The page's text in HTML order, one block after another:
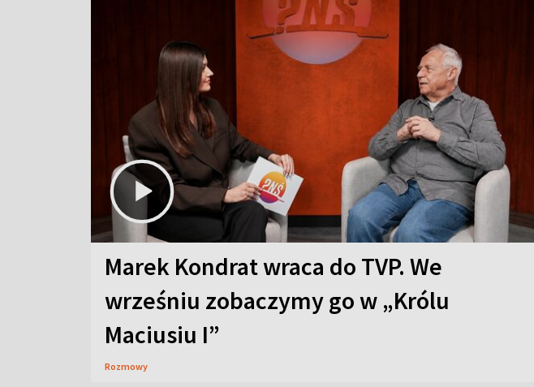
Marek Kondrat wraca do TVP. We
wrześniu zobaczymy go w „Królu
Maciusiu I”
Rozmowy